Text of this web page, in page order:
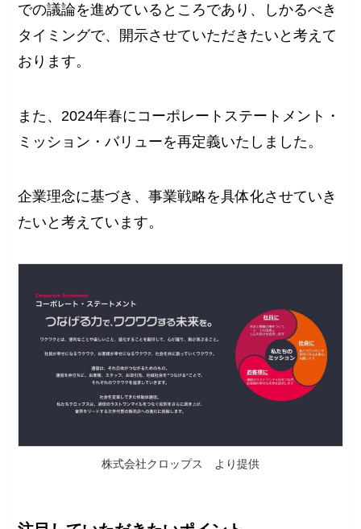
での議論を進めているところであり、しかるべき
タイミングで、開示させていただきたいと考えて
おります。
また、2024年春にコーポレートステートメント・
ミッション・バリューを再定義いたしました。
企業理念に基づき、事業戦略を具体化させていき
たいと考えています。
株式会社クロップス より提供